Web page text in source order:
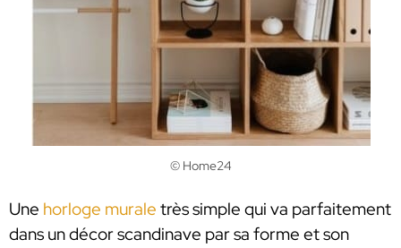
© Home24
Une horloge murale très simple qui va parfaitement
dans un décor scandinave par sa forme et son